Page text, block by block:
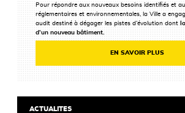
Pour répondre aux nouveaux besoins identifiés et
réglementaires et environnementales, la Ville a
audit destiné à dégager les pistes d’évolution dont
d’un nouveau bâtiment.
EN SAVOIR PLUS
ACTUALITES